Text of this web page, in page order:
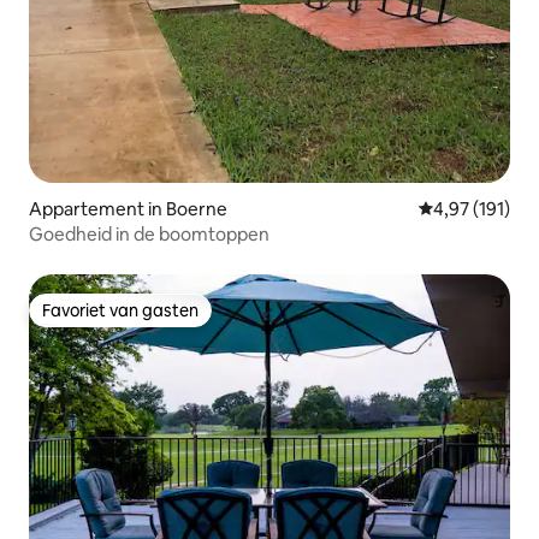
Appartement in Boerne Gemiddelde
4,97 (191)
Goedheid in de boomtoppen
Favoriet van gasten
Favoriet van gasten